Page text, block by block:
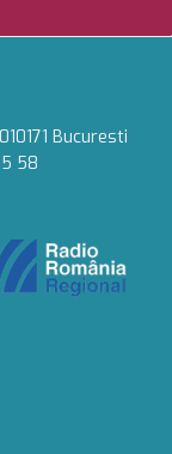
Bucuresti
58